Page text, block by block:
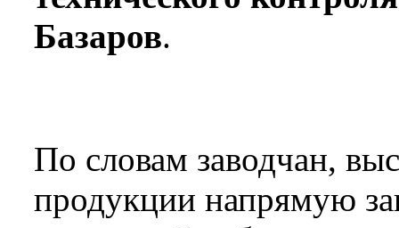
Базаров.
По словам заводчан,
продукции напрямую